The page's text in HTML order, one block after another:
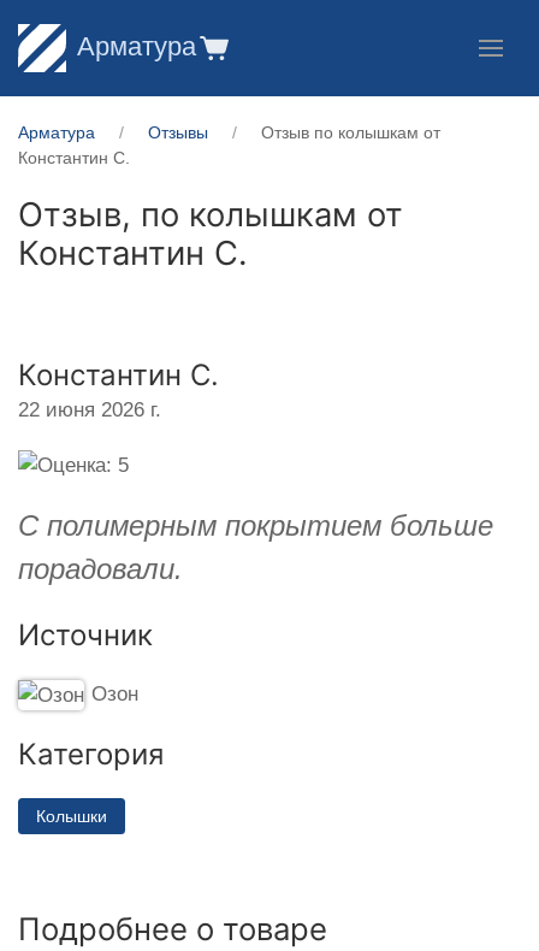
Арматура
Арматура Отзывы
Отзыв по колышкам от
Константин С.
Отзыв, по колышкам от
Константин С.
Константин С.
22 июня 2026 г.
С полимерным покрытием больше
порадовали.
Источник
Озон
Категория
Колышки
Подробнее о товаре